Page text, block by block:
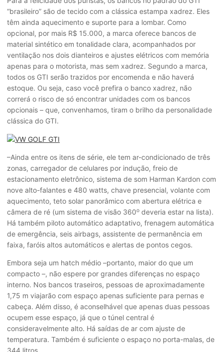
“brasileiro” são de tecido com a clássica estampa xadrez. Eles
têm ainda aquecimento e suporte para a lombar. Como
opcional, por mais R$ 15.000, a marca oferece bancos de
material sintético em tonalidade clara, acompanhados por
ventilação nos dois dianteiros e ajustes elétricos com memória
apenas para o motorista, mas sem xadrez. Segundo a marca,
todos os GTI serão trazidos por encomenda e não haverá
estoque. Ou seja, caso você prefira o banco xadrez, não
correrá o risco de só encontrar unidades com os bancos
opcionais – que, convenhamos, tiram o brilho da personalidade
clássica do GTI.
–Ainda entre os itens de série, ele tem ar-condicionado de três
zonas, carregador de celulares por indução, freio de
estacionamento eletrônico, sistema de som Harman Kardon com
nove alto-falantes e 480 watts, chave presencial, volante com
aquecimento, teto solar panorâmico com abertura elétrica e
câmera de ré (um sistema de visão 360o deveria estar na lista).
Há também piloto automático adaptativo, frenagem automática
de emergência, seis airbags, assistente de permanência em
faixa, faróis altos automáticos e alertas de pontos cegos.
Embora seja um hatch médio –portanto, maior do que um
compacto –, não espere por grandes diferenças no espaço
interno. Nos bancos traseiros, pessoas de aproximadamente
1,75 m viajarão com espaço apenas suficiente para pernas e
cabeça. Além disso, é aconselhável que apenas duas pessoas
ocupem esse espaço, já que o túnel central é
consideravelmente alto. Há saídas de ar com ajuste de
temperatura. Também é suficiente o espaço no porta-malas, de